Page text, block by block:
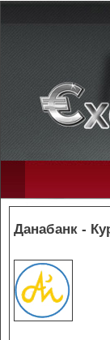
Данабанк -